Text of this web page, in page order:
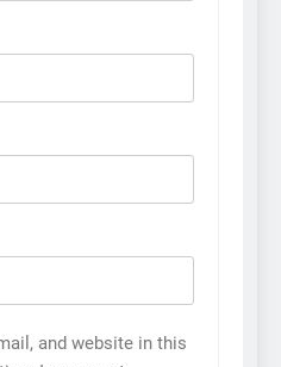
and website in this